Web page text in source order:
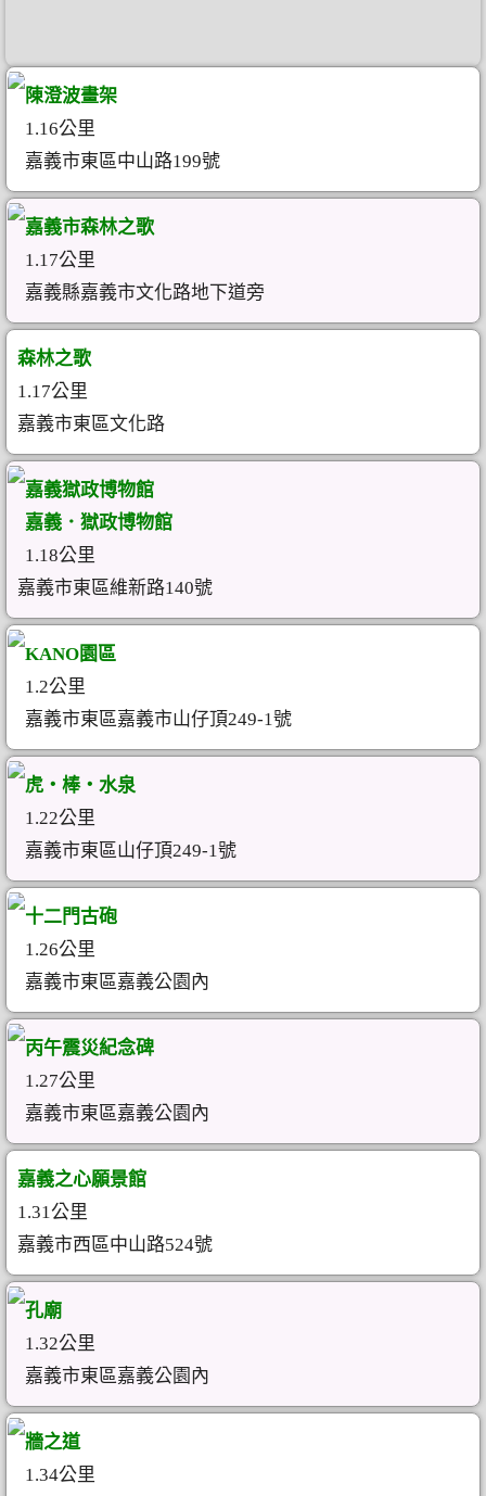
陳澄波畫架
1.16公里
嘉義市東區中山路199號
嘉義市森林之歌
1.17公里
嘉義縣嘉義市文化路地下道旁
森林之歌
1.17公里
嘉義市東區文化路
嘉義獄政博物館
嘉義．獄政博物館
1.18公里
嘉義市東區維新路140號
KANO園區
1.2公里
嘉義市東區嘉義市山仔頂249-1號
虎‧棒‧水泉
1.22公里
嘉義市東區山仔頂249-1號
十二門古砲
1.26公里
嘉義市東區嘉義公園內
丙午震災紀念碑
1.27公里
嘉義市東區嘉義公園內
嘉義之心願景館
1.31公里
嘉義市西區中山路524號
孔廟
1.32公里
嘉義市東區嘉義公園內
牆之道
1.34公里